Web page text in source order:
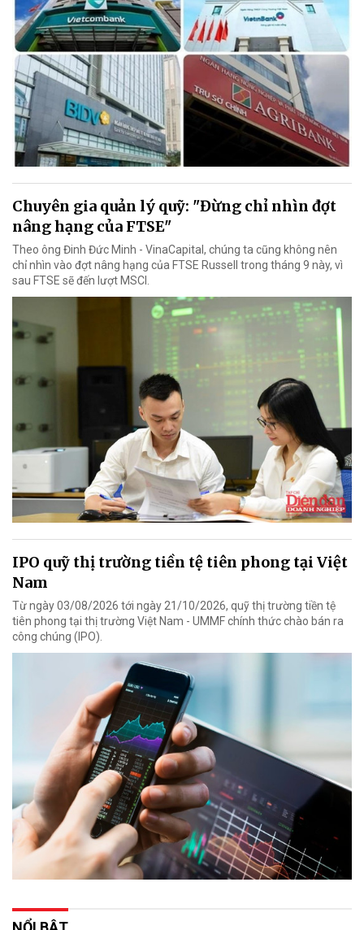
Chuyên gia quản lý quỹ: "Đừng chỉ nhìn đợt
nâng hạng của FTSE"
Theo ông Đinh Đức Minh - VinaCapital, chúng ta cũng không nên
chỉ nhìn vào đợt nâng hạng của FTSE Russell trong tháng 9 này, vì
sau FTSE sẽ đến lượt MSCI.
IPO quỹ thị trường tiền tệ tiên phong tại Việt
Nam
Từ ngày 03/08/2026 tới ngày 21/10/2026, quỹ thị trường tiền tệ
tiên phong tại thị trường Việt Nam - UMMF chính thức chào bán ra
công chúng (IPO).